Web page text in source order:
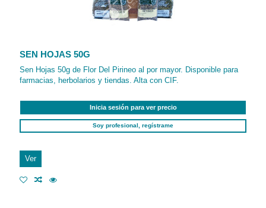
SEN HOJAS 50G
Sen Hojas 50g de Flor Del Pirineo al por mayor. Disponible para
farmacias, herbolarios y tiendas. Alta con CIF.
Inicia sesión para ver precio
Soy profesional, regístrame
Ver